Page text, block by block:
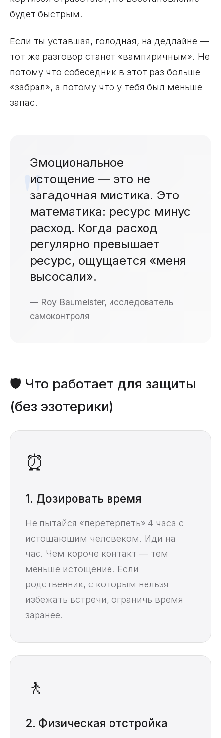
будет быстрым.
Если ты уставшая, голодная, на дедлайне —
тот же разговор станет «вампиричным». Не
потому что собеседник в этот раз больше
«забрал», а потому что у тебя был меньше
запас.
Эмоциональное
истощение — это не
загадочная мистика. Это
математика: ресурс минус
расход. Когда расход
регулярно превышает
ресурс, ощущается «меня
высосали».
— Roy Baumeister, исследователь
самоконтроля
🛡️ Что работает для защиты
(без эзотерики)
⏰
1. Дозировать время
Не пытайся «перетерпеть» 4 часа с
истощающим человеком. Иди на
час. Чем короче контакт — тем
меньше истощение. Если
родственник, с которым нельзя
избежать встречи, ограничь время
заранее.
🚶
2. Физическая отстройка